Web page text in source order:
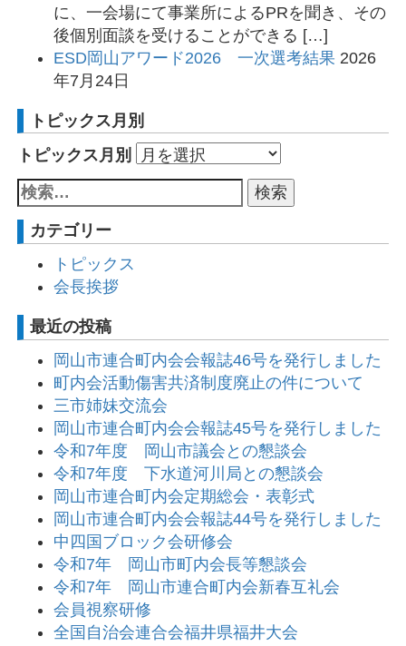
に、一会場にて事業所によるPRを聞き、その
後個別面談を受けることができる […]
ESD岡山アワード2026 一次選考結果 2026
年7月24日
トピックス月別
トピックス月別
カテゴリー
トピックス
会長挨拶
最近の投稿
岡山市連合町内会会報誌46号を発行しました
町内会活動傷害共済制度廃止の件について
三市姉妹交流会
岡山市連合町内会会報誌45号を発行しました
令和7年度 岡山市議会との懇談会
令和7年度 下水道河川局との懇談会
岡山市連合町内会定期総会・表彰式
岡山市連合町内会会報誌44号を発行しました
中四国ブロック会研修会
令和7年 岡山市町内会長等懇談会
令和7年 岡山市連合町内会新春互礼会
会員視察研修
全国自治会連合会福井県福井大会